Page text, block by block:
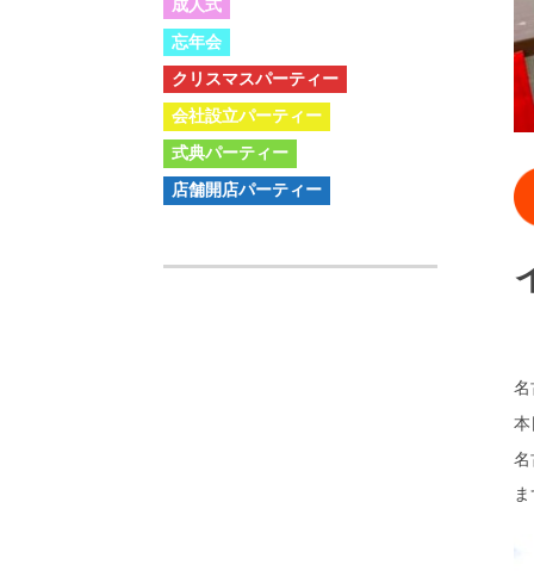
成人式
忘年会
クリスマスパーティー
会社設立パーティー
式典パーティー
店舗開店パーティー